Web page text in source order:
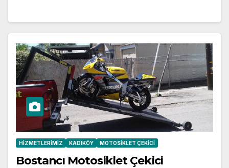
HIZMETLERIMIZ KADIKÖY MOTOSIKLET ÇEKICI
Bostancı Motosiklet Çekici